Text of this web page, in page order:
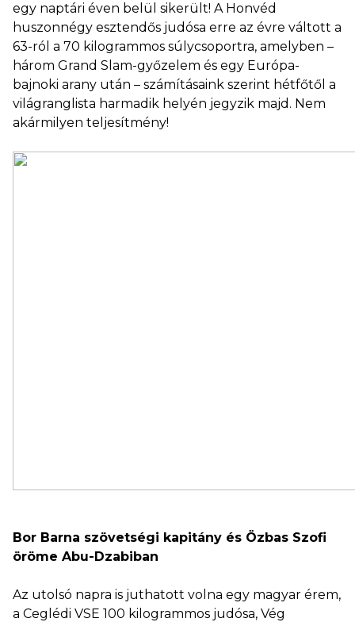
egy naptári éven belül sikerült! A Honvéd
huszonnégy esztendős judósa erre az évre váltott a
63-ról a 70 kilogrammos súlycsoportra, amelyben –
három Grand Slam-győzelem és egy Európa-
bajnoki arany után – számításaink szerint hétfőtől a
világranglista harmadik helyén jegyzik majd. Nem
akármilyen teljesítmény!
Bor Barna szövetségi kapitány és Özbas Szofi
öröme Abu-Dzabiban
Az utolsó napra is juthatott volna egy magyar érem,
a Ceglédi VSE 100 kilogrammos judósa, Vég